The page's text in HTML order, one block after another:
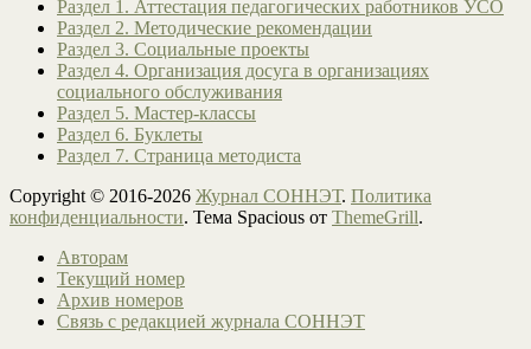
Раздел 1. Аттестация педагогических работников УСО
Раздел 2. Методические рекомендации
Раздел 3. Социальные проекты
Раздел 4. Организация досуга в организациях
социального обслуживания
Раздел 5. Мастер-классы
Раздел 6. Буклеты
Раздел 7. Страница методиста
Copyright © 2016-2026 Журнал СОННЭТ. Политика
конфиденциальности. Тема Spacious от ThemeGrill.
Авторам
Текущий номер
Архив номеров
Связь с редакцией журнала СОННЭТ